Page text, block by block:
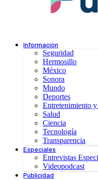
Información
Seguridad
Hermosillo
México
Sonora
Mundo
Deportes
Entretenimiento
Salud
Ciencia
Tecnología
Transparencia
Especiales
Entrevistas
Videopodcast
Publicidad